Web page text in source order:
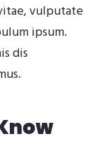
vulputate
ipsum.
dis